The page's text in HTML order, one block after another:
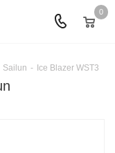
0
Sailun - Ice Blazer WST3